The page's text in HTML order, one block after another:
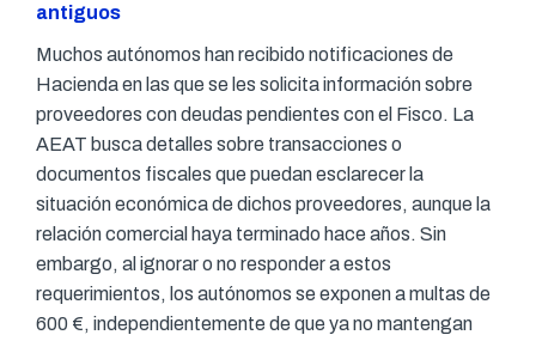
antiguos
Muchos autónomos han recibido notificaciones de
Hacienda en las que se les solicita información sobre
proveedores con deudas pendientes con el Fisco. La
AEAT busca detalles sobre transacciones o
documentos fiscales que puedan esclarecer la
situación económica de dichos proveedores, aunque la
relación comercial haya terminado hace años. Sin
embargo, al ignorar o no responder a estos
requerimientos, los autónomos se exponen a multas de
600 €, independientemente de que ya no mantengan